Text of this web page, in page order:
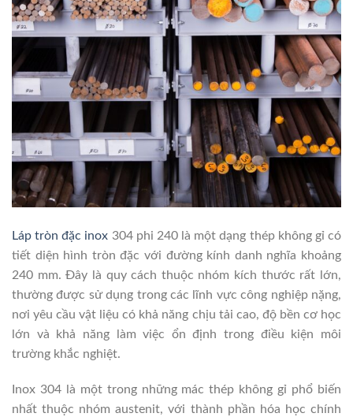
Láp tròn đặc inox 304 phi 240 là một dạng thép không gỉ có
tiết diện hình tròn đặc với đường kính danh nghĩa khoảng
240 mm. Đây là quy cách thuộc nhóm kích thước rất lớn,
thường được sử dụng trong các lĩnh vực công nghiệp nặng,
nơi yêu cầu vật liệu có khả năng chịu tải cao, độ bền cơ học
lớn và khả năng làm việc ổn định trong điều kiện môi
trường khắc nghiệt.
Inox 304 là một trong những mác thép không gỉ phổ biến
nhất thuộc nhóm austenit, với thành phần hóa học chính